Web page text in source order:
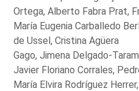
Ortega, Alberto Fabra Prat,
María Eugenia Carballedo
de Ussel, Cristina Agüera
Gago, Jimena Delgado-
Javier Floriano Corrales,
María Elvira Rodríguez